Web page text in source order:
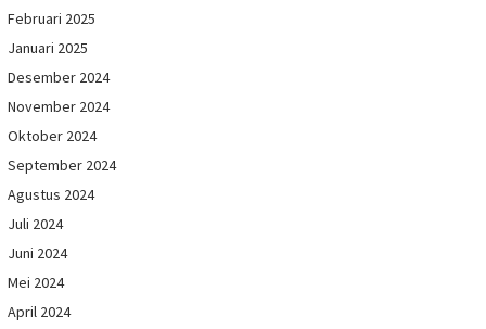
Februari 2025
Januari 2025
Desember 2024
November 2024
Oktober 2024
September 2024
Agustus 2024
Juli 2024
Juni 2024
Mei 2024
April 2024